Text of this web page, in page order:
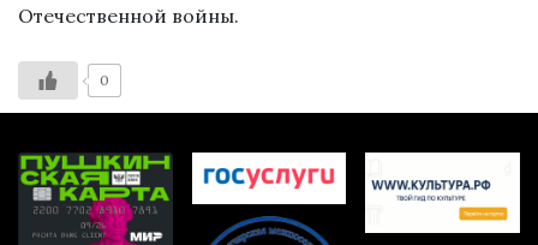
Отечественной войны.
0